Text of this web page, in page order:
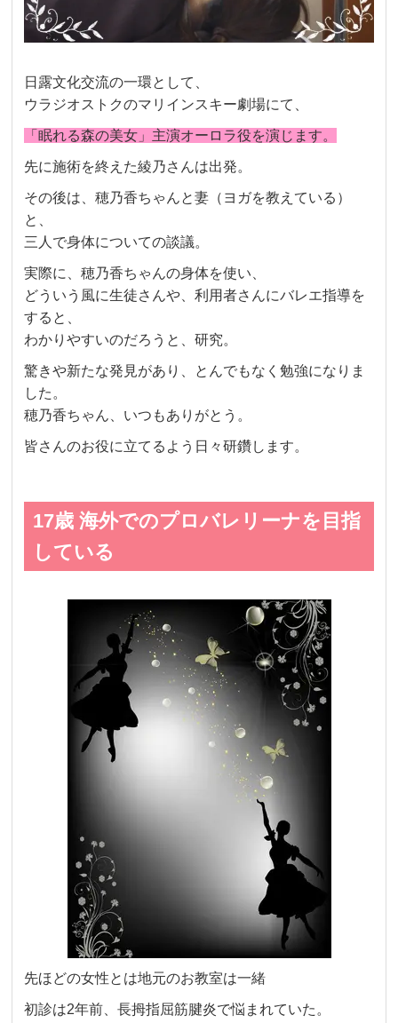
日露文化交流の一環として、
ウラジオストクのマリインスキー劇場にて、
「眠れる森の美女」主演オーロラ役を演じます。
先に施術を終えた綾乃さんは出発。
その後は、穂乃香ちゃんと妻（ヨガを教えている）
と、
三人で身体についての談議。
実際に、穂乃香ちゃんの身体を使い、
どういう風に生徒さんや、利用者さんにバレエ指導を
すると、
わかりやすいのだろうと、研究。
驚きや新たな発見があり、とんでもなく勉強になりま
した。
穂乃香ちゃん、いつもありがとう。
皆さんのお役に立てるよう日々研鑽します。
17歳 海外でのプロバレリーナを目指
している
先ほどの女性とは地元のお教室は一緒
初診は2年前、長拇指屈筋腱炎で悩まれていた。